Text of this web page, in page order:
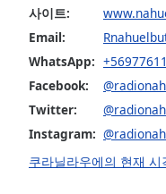
Track
Picture-
in-
Picture
Fullscreen
modal
사이트:
Email:
WhatsApp:
Facebook:
Twitter:
Instagram:
쿠라닐라우에의 현재 시